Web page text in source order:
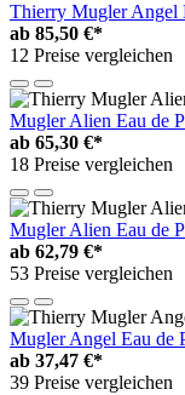
Thierry Mugler Angel
ab 85,50 €*
12 Preise vergleichen
Mugler Alien Eau de
ab 65,30 €*
18 Preise vergleichen
Mugler Alien Eau de
ab 62,79 €*
53 Preise vergleichen
Mugler Angel Eau de
ab 37,47 €*
39 Preise vergleichen